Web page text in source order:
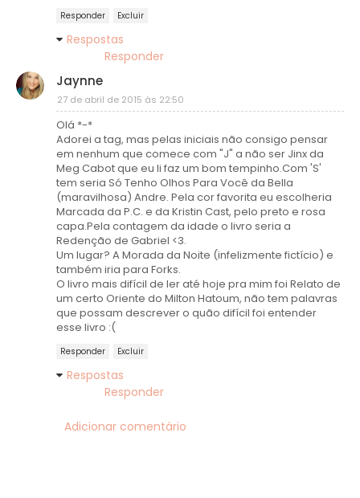
Responder Excluir
Respostas
Responder
Jaynne
27 de abril de 2015 às 22:50
Olá *-*
Adorei a tag, mas pelas iniciais não consigo pensar
em nenhum que comece com "J" a não ser Jinx da
Meg Cabot que eu li faz um bom tempinho.Com 'S'
tem seria Só Tenho Olhos Para Você da Bella
(maravilhosa) Andre. Pela cor favorita eu escolheria
Marcada da P.C. e da Kristin Cast, pelo preto e rosa
capa.Pela contagem da idade o livro seria a
Redenção de Gabriel <3.
Um lugar? A Morada da Noite (infelizmente fictício) e
também iria para Forks.
O livro mais difícil de ler até hoje pra mim foi Relato de
um certo Oriente do Milton Hatoum, não tem palavras
que possam descrever o quão difícil foi entender
esse livro :(
Responder Excluir
Respostas
Responder
Adicionar comentário